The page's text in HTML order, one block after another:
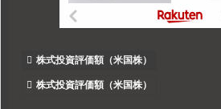
株式投資評価額（米国株）
株式投資評価額（米国株）